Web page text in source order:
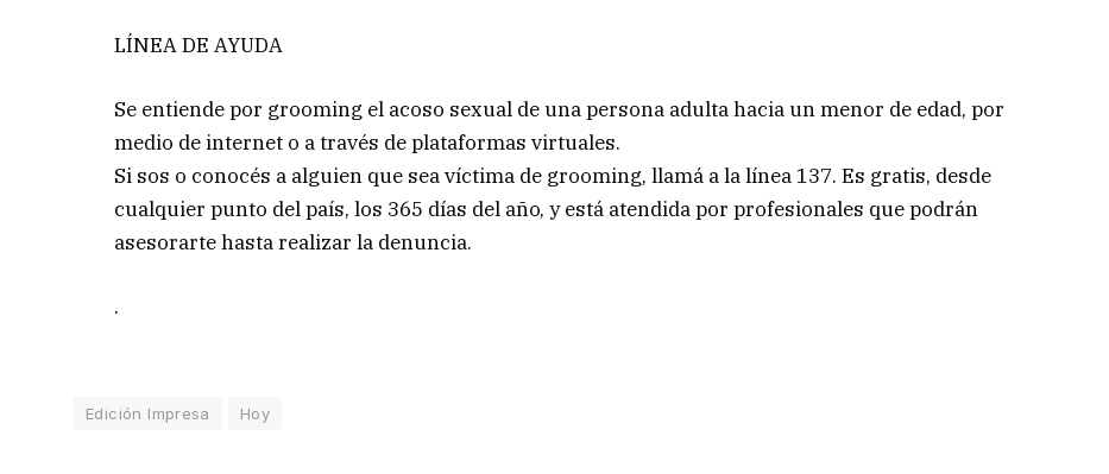
LÍNEA DE AYUDA
Se entiende por grooming el acoso sexual de una persona adulta hacia un menor de edad, por
medio de internet o a través de plataformas virtuales.
Si sos o conocés a alguien que sea víctima de grooming, llamá a la línea 137. Es gratis, desde
cualquier punto del país, los 365 días del año, y está atendida por profesionales que podrán
asesorarte hasta realizar la denuncia.
.
Edición Impresa Hoy